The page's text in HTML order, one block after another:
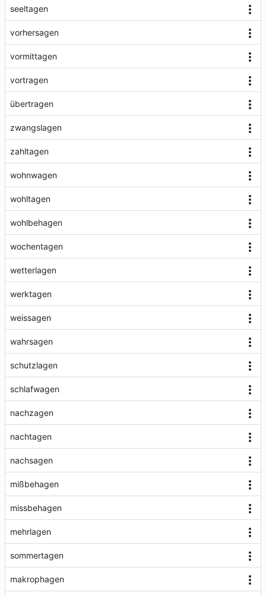
seeltagen
vorhersagen
vormittagen
vortragen
übertragen
zwangslagen
zahltagen
wohnwagen
wohltagen
wohlbehagen
wochentagen
wetterlagen
werktagen
weissagen
wahrsagen
schutzlagen
schlafwagen
nachzagen
nachtagen
nachsagen
mißbehagen
missbehagen
mehrlagen
sommertagen
makrophagen